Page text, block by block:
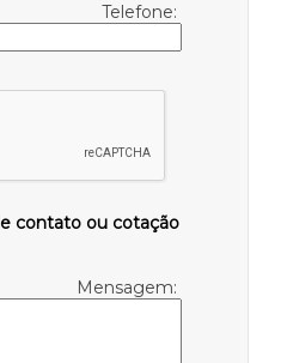
Telefone:
contato ou cotação
Mensagem: